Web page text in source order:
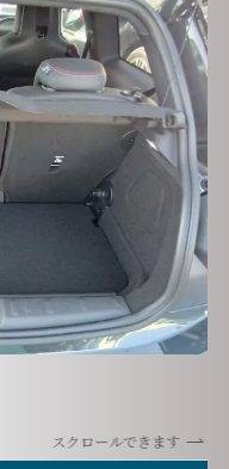
スクロールできます